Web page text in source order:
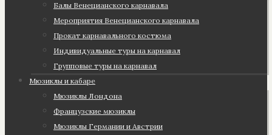
Балы Венецианского карнавала
Мероприятия Венецианского карнавала
Прокат карнавального костюма
Индивидуальные туры на карнавал
Групповые туры на карнавал
Мюзиклы и кабаре
Мюзиклы Лондона
Французские мюзиклы
Мюзиклы Германии и Австрии